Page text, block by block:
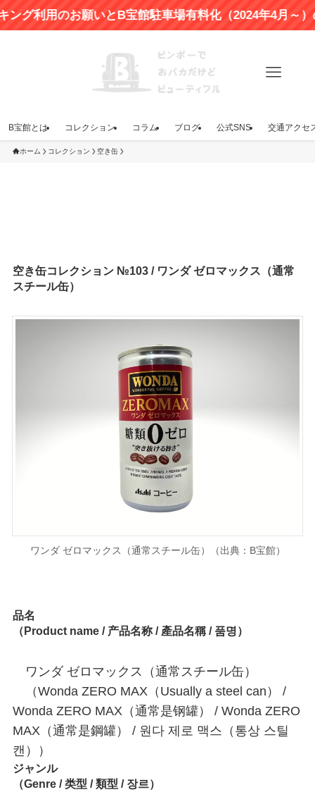
用のお願いとB宝館駐車場有料化（2024年4月～）のお知
B宝館とは コレクション コラム ブログ 公式SNS 交通アクセ
ホーム コレクション 空き缶
空き缶コレクション №103 / ワンダ ゼロマックス（通常
スチール缶）
ワンダ ゼロマックス（通常スチール缶）（出典：B宝館）
品名
（Product name / 产品名称 / 產品名稱 / 품명）
ワンダ ゼロマックス（通常スチール缶）
（Wonda ZERO MAX（Usually a steel can） /
Wonda ZERO MAX（通常是钢罐） / Wonda ZERO
MAX（通常是鋼罐） / 원다 제로 맥스（통상 스틸
캔））
ジャンル
（Genre / 类型 / 類型 / 장르）